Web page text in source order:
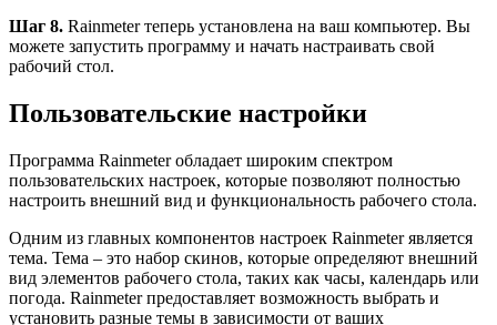
Шаг 8. Rainmeter теперь установлена на ваш компьютер. Вы
можете запустить программу и начать настраивать свой
рабочий стол.
Пользовательские настройки
Программа Rainmeter обладает широким спектром
пользовательских настроек, которые позволяют полностью
настроить внешний вид и функциональность рабочего стола.
Одним из главных компонентов настроек Rainmeter является
тема. Тема – это набор скинов, которые определяют внешний
вид элементов рабочего стола, таких как часы, календарь или
погода. Rainmeter предоставляет возможность выбрать и
установить разные темы в зависимости от ваших